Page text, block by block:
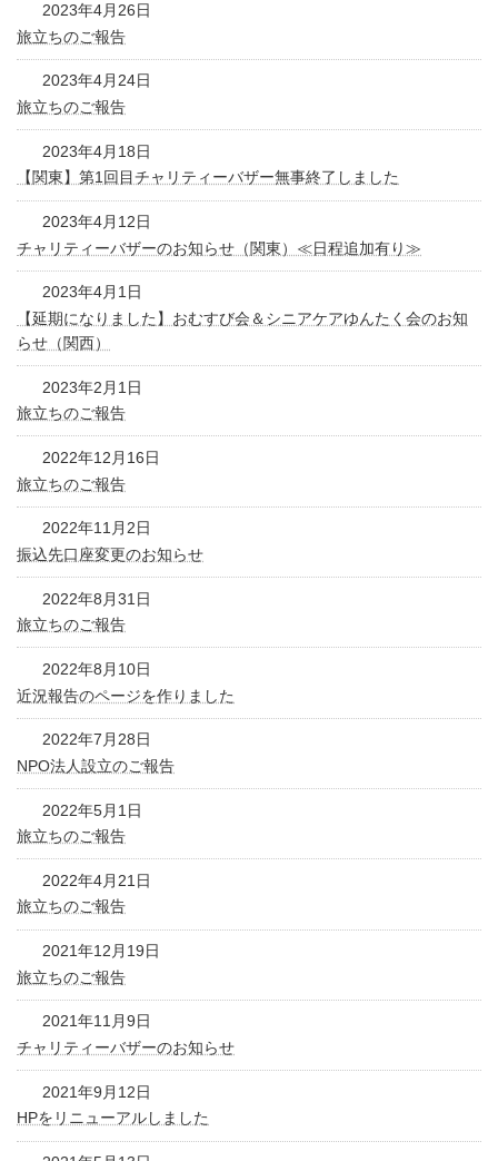
2023年4月26日
旅立ちのご報告
2023年4月24日
旅立ちのご報告
2023年4月18日
【関東】第1回目チャリティーバザー無事終了しました
2023年4月12日
チャリティーバザーのお知らせ（関東）≪日程追加有り≫
2023年4月1日
【延期になりました】おむすび会＆シニアケアゆんたく会のお知
らせ（関西）
2023年2月1日
旅立ちのご報告
2022年12月16日
旅立ちのご報告
2022年11月2日
振込先口座変更のお知らせ
2022年8月31日
旅立ちのご報告
2022年8月10日
近況報告のページを作りました
2022年7月28日
NPO法人設立のご報告
2022年5月1日
旅立ちのご報告
2022年4月21日
旅立ちのご報告
2021年12月19日
旅立ちのご報告
2021年11月9日
チャリティーバザーのお知らせ
2021年9月12日
HPをリニューアルしました